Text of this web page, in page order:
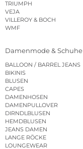
TRIUMPH
VEJA
VILLEROY & BOCH
WMF
Damenmode & Schuhe
BALLOON / BARREL JEANS
BIKINIS
BLUSEN
CAPES
DAMENHOSEN
DAMENPULLOVER
DIRNDLBLUSEN
HEMDBLUSEN
JEANS DAMEN
LANGE RÖCKE
LOUNGEWEAR